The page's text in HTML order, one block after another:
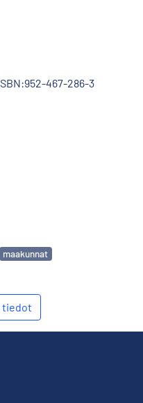
467-286-3
maakunnat
tiedot